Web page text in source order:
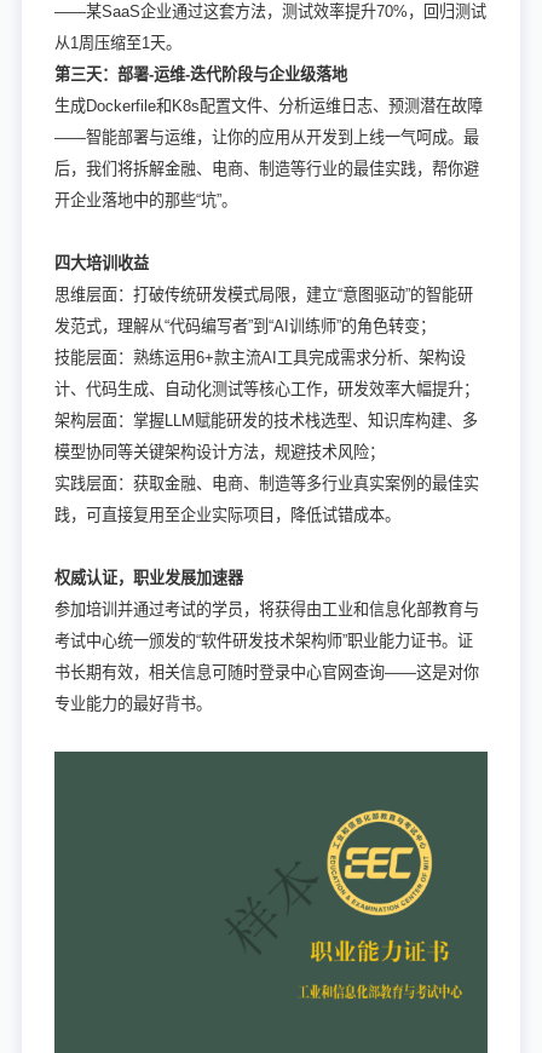
——某SaaS企业通过这套方法，测试效率提升70%，回归测试
从1周压缩至1天。
第三天：部署-运维-迭代阶段与企业级落地
生成Dockerfile和K8s配置文件、分析运维日志、预测潜在故障
——智能部署与运维，让你的应用从开发到上线一气呵成。最
后，我们将拆解金融、电商、制造等行业的最佳实践，帮你避
开企业落地中的那些“坑”。
四大培训收益
思维层面：打破传统研发模式局限，建立“意图驱动”的智能研
发范式，理解从“代码编写者”到“AI训练师”的角色转变；
技能层面：熟练运用6+款主流AI工具完成需求分析、架构设
计、代码生成、自动化测试等核心工作，研发效率大幅提升；
架构层面：掌握LLM赋能研发的技术栈选型、知识库构建、多
模型协同等关键架构设计方法，规避技术风险；
实践层面：获取金融、电商、制造等多行业真实案例的最佳实
践，可直接复用至企业实际项目，降低试错成本。
权威认证，职业发展加速器
参加培训并通过考试的学员，将获得由工业和信息化部教育与
考试中心统一颁发的“软件研发技术架构师”职业能力证书。证
书长期有效，相关信息可随时登录中心官网查询——这是对你
专业能力的最好背书。